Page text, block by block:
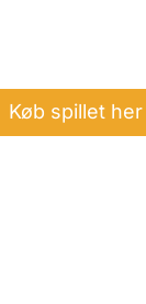
Køb spillet her